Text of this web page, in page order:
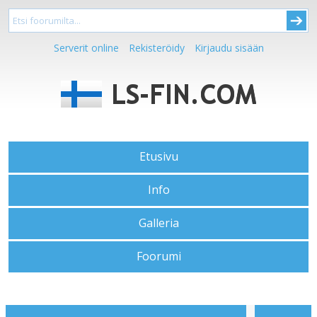
Serverit online Rekisteröidy Kirjaudu sisään
Etusivu
Info
Galleria
Foorumi